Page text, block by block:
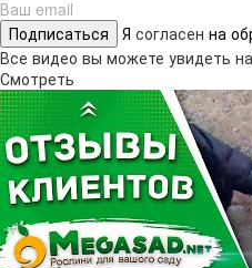
Подписаться Я согласен на
Все видео вы можете увидеть
Смотреть